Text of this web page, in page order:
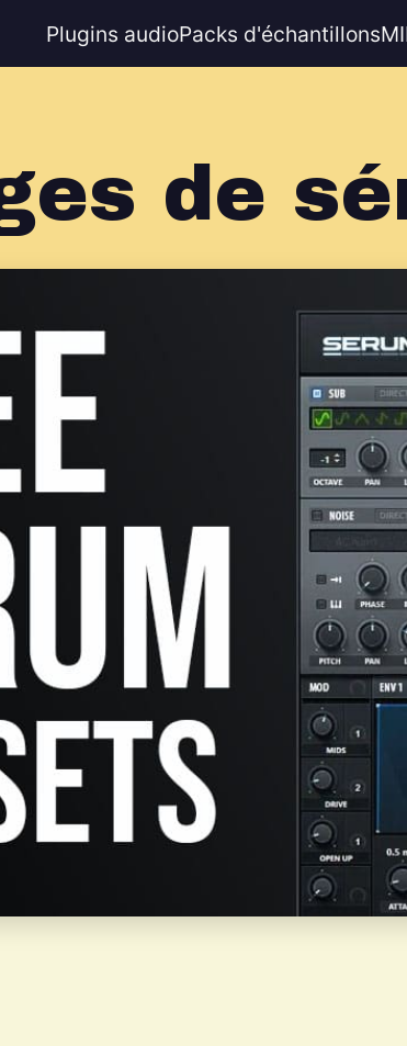
Plugins audioPacks d'échantillons
de